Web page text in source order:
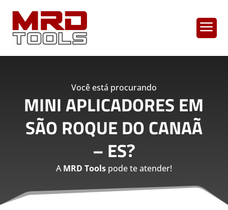
a
Você está procurando
MINI APLICADORES EM
SÃO ROQUE DO CANAÃ
– ES?
AMRD Toolspode te atender!